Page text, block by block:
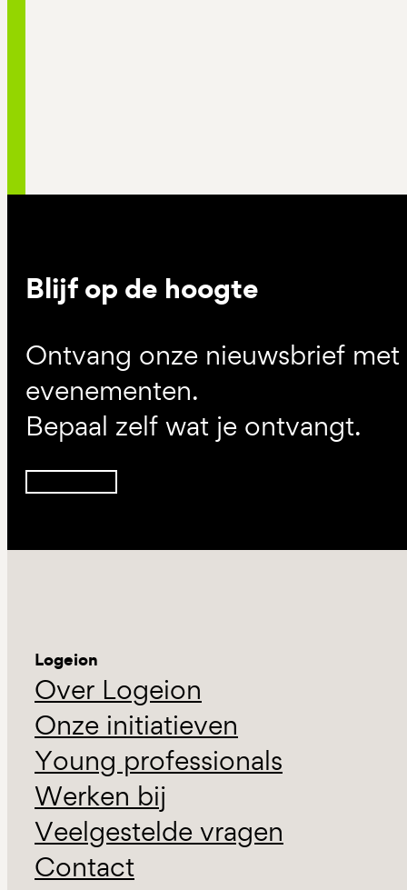
Blijf op de hoogte
Ontvang onze nieuwsbrief
evenementen.
Bepaal zelf wat je ontvangt.
Logeion
Over Logeion
Onze initiatieven
Young professionals
Werken bij
Veelgestelde vragen
Contact